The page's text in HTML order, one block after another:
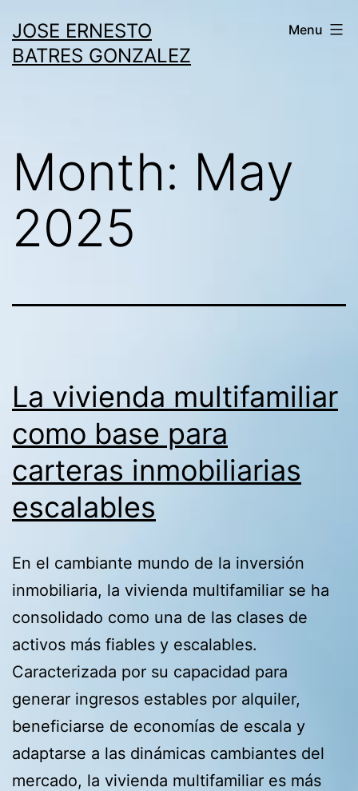
to
content
JOSE ERNESTO
BATRES GONZALEZ
Menu
Month: May
2025
La vivienda multifamiliar
como base para
carteras inmobiliarias
escalables
En el cambiante mundo de la inversión
inmobiliaria, la vivienda multifamiliar se ha
consolidado como una de las clases de
activos más fiables y escalables.
Caracterizada por su capacidad para
generar ingresos estables por alquiler,
beneficiarse de economías de escala y
adaptarse a las dinámicas cambiantes del
mercado, la vivienda multifamiliar es más